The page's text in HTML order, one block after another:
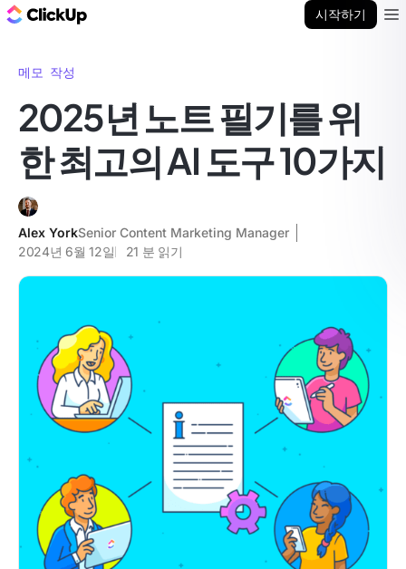
시작하기
메모 작성
2025년 노트 필기를 위
한 최고의 AI 도구 10가지
Alex YorkSenior Content Marketing Manager
2024년 6월 12일
21 분 읽기